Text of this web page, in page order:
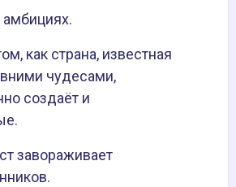
как страна, известная
чудесами,
создаёт и
завораживает